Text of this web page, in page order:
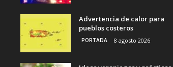
Advertencia de calor para
pueblos costeros
PORTADA 8 agosto 2026